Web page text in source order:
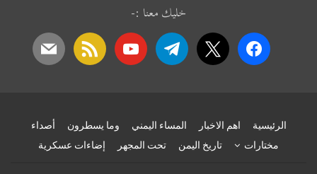
خليك معنا :-
facebook
x
telegram
youtube
rss
mail
الرئيسية اهم الاخبار المساء اليمني وما يسطرون
أصداء
مختارات
تاريخ اليمن تحت المجهر إضاءات عسكرية